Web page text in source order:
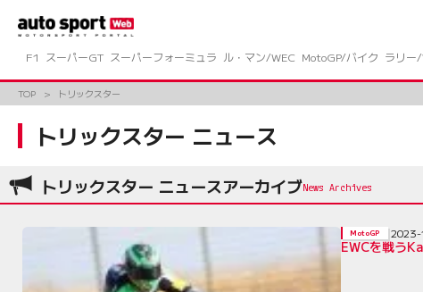
ツ
ス
F1
スーパーGT スーパーフォーミュラ ル・マン/WEC MotoGP/バイク ラリー
TOP トリックスター
トリックスター ニュース
トリックスター ニュースアーカイブ
EWCを戦う
MotoGP